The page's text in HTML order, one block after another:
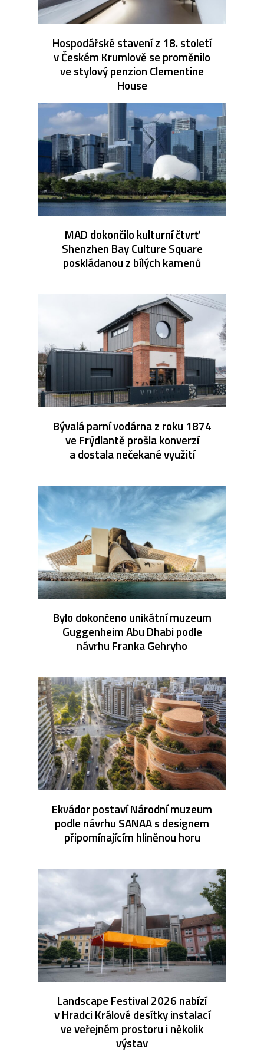
Hospodářské stavení z 18. století
v Českém Krumlově se proměnilo
ve stylový penzion Clementine
House
MAD dokončilo kulturní čtvrť
Shenzhen Bay Culture Square
poskládanou z bílých kamenů
Bývalá parní vodárna z roku 1874
ve Frýdlantě prošla konverzí
a dostala nečekané využití
Bylo dokončeno unikátní muzeum
Guggenheim Abu Dhabi podle
návrhu Franka Gehryho
Ekvádor postaví Národní muzeum
podle návrhu SANAA s designem
připomínajícím hliněnou horu
Landscape Festival 2026 nabízí
v Hradci Králové desítky instalací
ve veřejném prostoru i několik
výstav